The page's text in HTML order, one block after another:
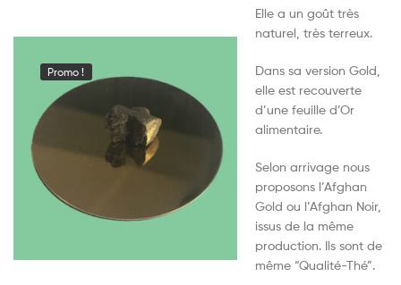
Promo !
Elle a un goût très
naturel, très terreux.
Dans sa version Gold,
elle est recouverte
d’une feuille d’Or
alimentaire.
Selon arrivage nous
proposons l’Afghan
Gold ou l’Afghan Noir,
issus de la même
production. Ils sont de
même “Qualité-Thé”.